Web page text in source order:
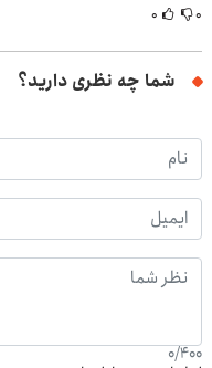
۰ ۰
شما چه نظری دارید؟
0/400